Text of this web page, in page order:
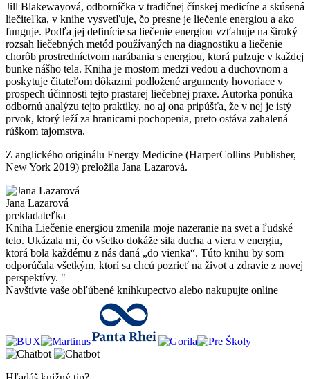
Jill Blakewayová, odborníčka v tradičnej čínskej medicíne a skúsená
liečiteľka, v knihe vysvetľuje, čo presne je liečenie energiou a ako
funguje. Podľa jej definície sa liečenie energiou vzťahuje na široký
rozsah liečebných metód používaných na diagnostiku a liečenie
chorôb prostredníctvom narábania s energiou, ktorá pulzuje v každej
bunke nášho tela. Kniha je mostom medzi vedou a duchovnom a
poskytuje čitateľom dôkazmi podložené argumenty hovoriace v
prospech účinnosti tejto prastarej liečebnej praxe. Autorka ponúka
odbornú analýzu tejto praktiky, no aj ona pripúšťa, že v nej je istý
prvok, ktorý leží za hranicami pochopenia, preto ostáva zahalená
rúškom tajomstva.
Z anglického originálu Energy Medicine (HarperCollins Publisher,
New York 2019) preložila Jana Lazarová.
Jana Lazarová
prekladateľka
Kniha Liečenie energiou zmenila moje nazeranie na svet a ľudské
telo. Ukázala mi, čo všetko dokáže sila ducha a viera v energiu,
ktorá bola každému z nás daná „do vienka“. Túto knihu by som
odporúčala všetkým, ktorí sa chcú pozrieť na život a zdravie z novej
perspektívy. "
Navštívte vaše obľúbené kníhkupectvo alebo nakupujte online